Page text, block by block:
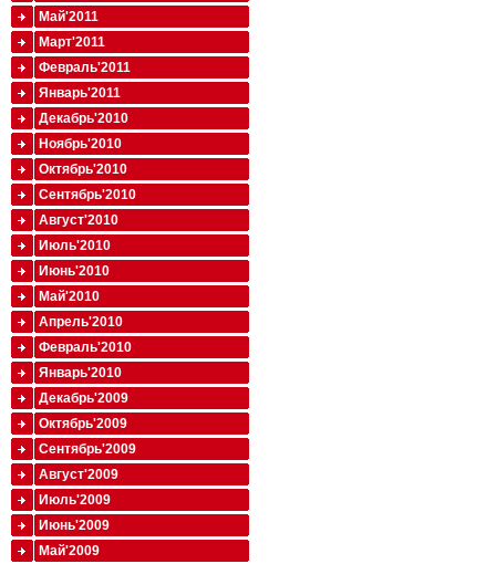
Май'2011
Март'2011
Февраль'2011
Январь'2011
Декабрь'2010
Ноябрь'2010
Октябрь'2010
Сентябрь'2010
Август'2010
Июль'2010
Июнь'2010
Май'2010
Апрель'2010
Февраль'2010
Январь'2010
Декабрь'2009
Октябрь'2009
Сентябрь'2009
Август'2009
Июль'2009
Июнь'2009
Май'2009